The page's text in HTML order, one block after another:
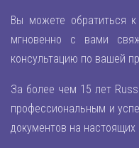
Вы можете обратиться
мгновенно с вами
консультацию по вашей
За более чем 15 лет
профессиональным и
документов на настоящих